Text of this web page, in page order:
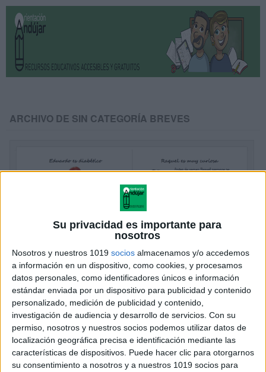
Su privacidad es importante para
nosotros
Nosotros y nuestros 1019 socios almacenamos y/o accedemos
a información en un dispositivo, como cookies, y procesamos
datos personales, como identificadores únicos e información
estándar enviada por un dispositivo para publicidad y contenido
personalizado, medición de publicidad y contenido,
investigación de audiencia y desarrollo de servicios. Con su
permiso, nosotros y nuestros socios podemos utilizar datos de
localización geográfica precisa e identificación mediante las
características de dispositivos. Puede hacer clic para otorgarnos
su consentimiento a nosotros y a nuestros 1019 socios para
ARCHIVO DE SIN CATEGORÍA BREVES
Colección de 25 fichas de lectura
comprensiva ideales para primaria
Publicado el 3 febrero, 2017